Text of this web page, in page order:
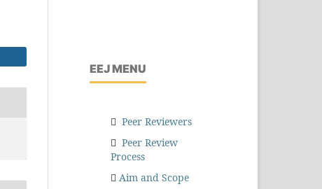
EEJ MENU
Peer Reviewers
Peer Review
Process
Aim and Scope